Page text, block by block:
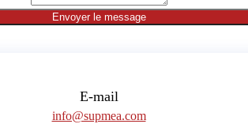
Envoyer le message
E-mail
info@supmea.com